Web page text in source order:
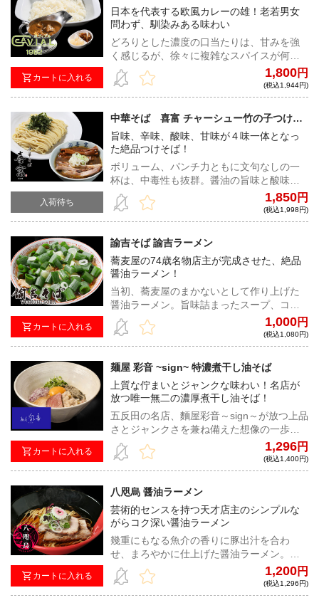
カートに入れる
日本を代表する欧風カレーの雄！老若男女
問わず、馴染みある味わい
どろりとした濃度の口当たりは、甘みを強
く感じるが、徐々に複雑なスパイスが何層
にも重なって、奥行きのある旨みが押し寄
せてくる。欧風カレーのトップランナーが
宅麺に降臨！※商品により付属するインナ
として記載されている場合がありますが、
具材（牛肉）は全ての商品でカレーソース
の中に入ります。
1,800円
(税込1,944円)
入荷待ち
中華そば 喜富 チャーシュー竹の子つけそ
ば
旨味、辛味、酸味、甘味が４味一体となっ
た絶品つけそば！
ボリューム、パンチ力ともに文句なしの一
杯は、中毒性も抜群。醤油の旨味と酸味が
奏でるハーモニーが食欲をそそり、丸みを
帯びたツルツル麺を一気に平らげてしまう
こと請け合いだ！
1,850円
(税込1,998円)
カートに入れる
諭吉そば 諭吉ラーメン
蕎麦屋の74歳名物店主が完成させた、絶品
醤油ラーメン！
当初、蕎麦屋のまかないとして作り上げた
醤油ラーメン。旨味詰まったスープ、コシ
のある太麺、贅沢チャーシューは身も心も
温まる一杯！
1,000円
(税込1,080円)
カートに入れる
麺屋 彩音 ~sign~ 特濃煮干し油そば
上質な佇まいとジャンクな味わい！名店が
放つ唯一無二の濃厚煮干し油そば！
五反田の名店、麵屋彩音～sign～が放つ上品
さとジャンクさを兼ね備えた想像の一歩先
を行く絶品油そば！一度食べたら止まらな
い、中毒性抜群の一杯をお届け！！
1,296円
(税込1,400円)
カートに入れる
八咫烏 醤油ラーメン
芸術的センスを持つ天才店主のシンプルな
がらコク深い醤油ラーメン
幾重にもなる魚介の香りに豚出汁を合わ
せ、まろやかに仕上げた醤油ラーメン。懐
かしさと新しさが共存する、天才的なセン
スを持ち合わせた居山店主が作る、八咫烏
らしさ溢れる一杯！
1,200円
(税込1,296円)